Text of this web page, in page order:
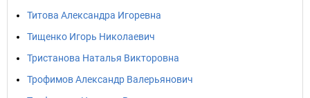
Титова Александра Игоревна
Тищенко Игорь Николаевич
Тристанова Наталья Викторовна
Трофимов Александр Валерьянович